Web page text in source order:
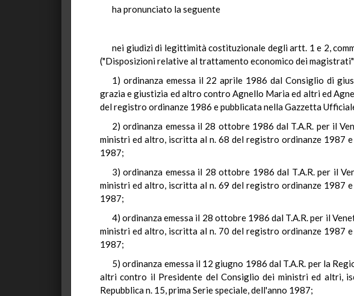
ha pronunciato la seguente
nei giudizi di legittimità costituzionale degli artt. 1 e 2,
("Disposizioni relative al trattamento economico dei
1) ordinanza emessa il 22 aprile 1986 dal Consiglio di
grazia e giustizia ed altro contro Agnello Maria ed altri ed
del registro ordinanze 1986 e pubblicata nella Gazzetta
2) ordinanza emessa il 28 ottobre 1986 dal T.A.R. per il
ministri ed altro, iscritta al n. 68 del registro ordinanze 1987
1987;
3) ordinanza emessa il 28 ottobre 1986 dal T.A.R. per il
ministri ed altro, iscritta al n. 69 del registro ordinanze 1987
1987;
4) ordinanza emessa il 28 ottobre 1986 dal T.A.R. per il
ministri ed altro, iscritta al n. 70 del registro ordinanze 1987
1987;
5) ordinanza emessa il 12 giugno 1986 dal T.A.R. per la
altri contro il Presidente del Consiglio dei ministri ed altri,
Repubblica n. 15, prima Serie speciale, dell'anno 1987;